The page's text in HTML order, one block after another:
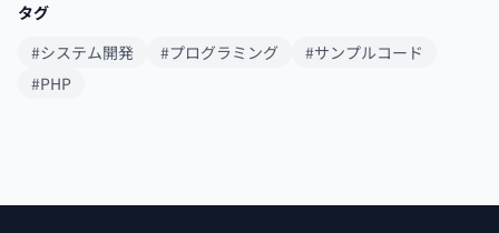
タグ
#システム開発
#プログラミング
#サンプルコード
#PHP